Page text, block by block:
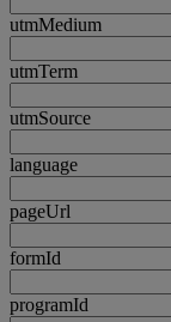
utmMedium
utmTerm
utmSource
language
pageUrl
formId
programId